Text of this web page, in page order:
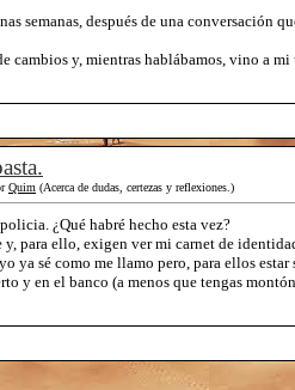
semanas, después de una conversación
cambios y, mientras hablábamos, vino a mi
Quim (Acerca de dudas, certezas y reflexiones.)
¿Qué habré hecho esta vez?
para ello, exigen ver mi carnet de
ya sé como me llamo pero, para ellos estar
y en el banco (a menos que tengas